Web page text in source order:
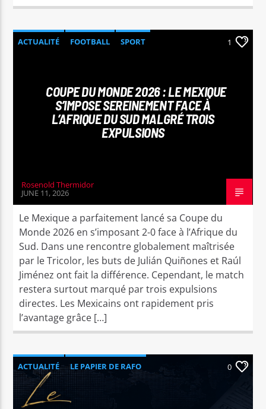
ACTUALITÉ FOOTBALL SPORT 1
COUPE DU MONDE 2026 : LE MEXIQUE
S’IMPOSE SEREINEMENT FACE À
L’AFRIQUE DU SUD MALGRÉ TROIS
EXPULSIONS
Rosenold Thermidor
JUNE 11, 2026
Le Mexique a parfaitement lancé sa Coupe du
Monde 2026 en s’imposant 2-0 face à l’Afrique du
Sud. Dans une rencontre globalement maîtrisée
par le Tricolor, les buts de Julián Quiñones et Raúl
Jiménez ont fait la différence. Cependant, le match
restera surtout marqué par trois expulsions
directes. Les Mexicains ont rapidement pris
l’avantage grâce […]
ACTUALITÉ LE PAPIER DE RAFO 0